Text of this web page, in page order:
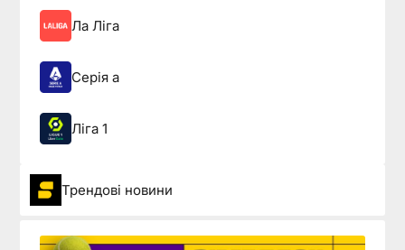
Ла Ліга
Серія а
Ліга 1
Трендові новини